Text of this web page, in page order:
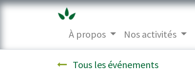
À propos Nos activités
Tous les événements